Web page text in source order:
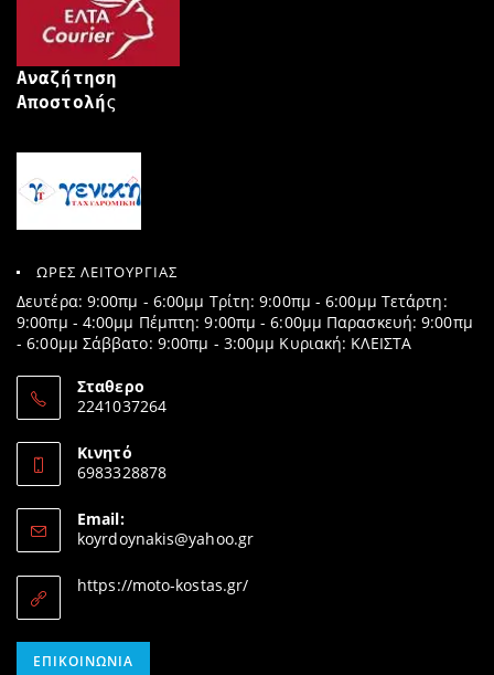
Αναζήτηση
Αποστολής
ΩΡΕΣ ΛΕΙΤΟΥΡΓΙΑΣ
Δευτέρα: 9:00πμ - 6:00μμ Τρίτη: 9:00πμ - 6:00μμ Τετάρτη:
9:00πμ - 4:00μμ Πέμπτη: 9:00πμ - 6:00μμ Παρασκευή: 9:00πμ
- 6:00μμ Σάββατο: 9:00πμ - 3:00μμ Κυριακή: ΚΛΕΙΣΤΑ
Σταθερο
2241037264
in
your
Κινητό
6983328878
in
your
application
Email:
koyrdoynakis@yahoo.grOpens
https://moto-kostas.gr/
ΕΠΙΚΟΙΝΩΝΊΑ